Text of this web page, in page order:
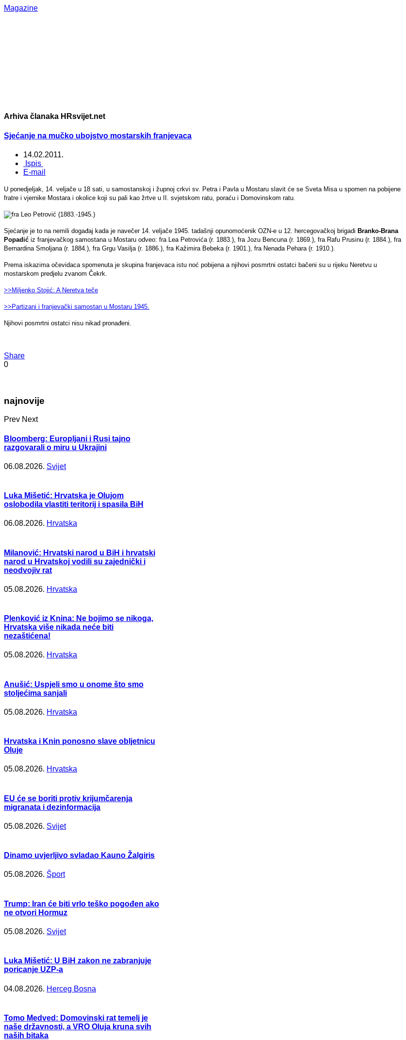
Magazine
Arhiva članaka HRsvijet.net
Sjećanje na mučko ubojstvo mostarskih franjevaca
14.02.2011.
Ispis
E-mail
U ponedjeljak, 14. veljače u 18 sati, u samostanskoj i župnoj crkvi sv. Petra i Pavla u Mostaru slavit će se Sveta Misa u spomen na pobijene
fratre i vjernike Mostara i okolice koji su pali kao žrtve u II. svjetskom ratu, poraću i Domovinskom ratu.
Sjećanje je to na nemili događaj kada je navečer 14. veljače 1945. tadašnji opunomoćenik OZN-e u 12. hercegovačkoj brigadi Branko-Brana
Popadić iz franjevačkog samostana u Mostaru odveo: fra Lea Petrovića (r. 1883.), fra Jozu Bencuna (r. 1869.), fra Rafu Prusinu (r. 1884.), fra
Bernardina Smoljana (r. 1884.), fra Grgu Vasilja (r. 1886.), fra Kažimira Bebeka (r. 1901.), fra Nenada Pehara (r. 1910.).
Prema iskazima očevidaca spomenuta je skupina franjevaca istu noć pobijena a njihovi posmrtni ostatci bačeni su u rijeku Neretvu u
mostarskom predjelu zvanom Čekrk.
>>Miljenko Stojić: A Neretva teče
>>Partizani i franjevački samostan u Mostaru 1945.
Njihovi posmrtni ostatci nisu nikad pronađeni.
Share
0
najnovije
Prev Next
Bloomberg: Europljani i Rusi tajno
razgovarali o miru u Ukrajini
06.08.2026. Svijet
Luka Mišetić: Hrvatska je Olujom
oslobodila vlastiti teritorij i spasila BiH
06.08.2026. Hrvatska
Milanović: Hrvatski narod u BiH i hrvatski
narod u Hrvatskoj vodili su zajednički i
neodvojiv rat
05.08.2026. Hrvatska
Plenković iz Knina: Ne bojimo se nikoga,
Hrvatska više nikada neće biti
nezaštićena!
05.08.2026. Hrvatska
Anušić: Uspjeli smo u onome što smo
stoljećima sanjali
05.08.2026. Hrvatska
Hrvatska i Knin ponosno slave obljetnicu
Oluje
05.08.2026. Hrvatska
EU će se boriti protiv krijumčarenja
migranata i dezinformacija
05.08.2026. Svijet
Dinamo uvjerljivo svladao Kauno Žalgiris
05.08.2026. Šport
Trump: Iran će biti vrlo teško pogođen ako
ne otvori Hormuz
05.08.2026. Svijet
Luka Mišetić: U BiH zakon ne zabranjuje
poricanje UZP-a
04.08.2026. Herceg Bosna
Tomo Medved: Domovinski rat temelj je
naše državnosti, a VRO Oluja kruna svih
naših bitaka